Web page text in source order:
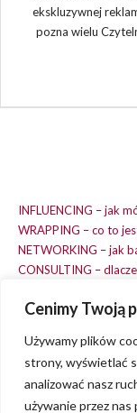
Cenimy Twoją
Używamy plików
strony, wyświetlać
analizować nasz
używanie przez nas
ekskluzywnej
pozna wielu
INFLUENCING – jak
WRAPPING – co to
NETWORKING – jak
CONSULTING –
EARNING – jak